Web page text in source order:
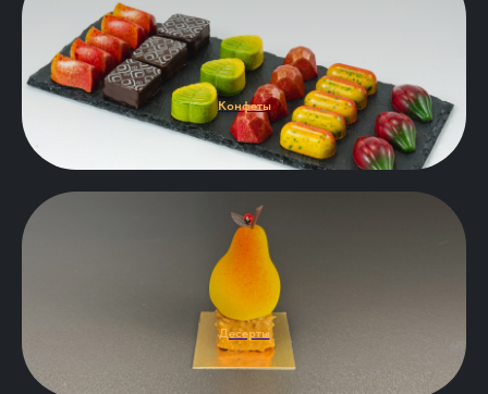
Конфеты
Десерты